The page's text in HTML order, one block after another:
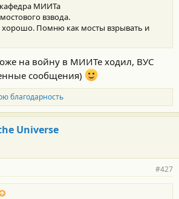
МИИТа
взвода.
хорошо. Помню как мосты взрывать и
на войну в МИИТе ходил, ВУС
сообщения)
благодарность
Universe
#427